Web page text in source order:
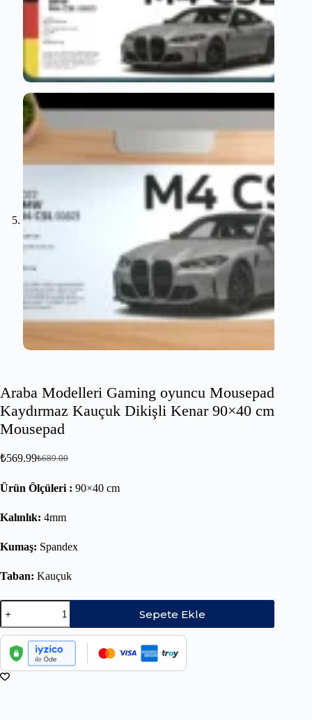
Araba Modelleri Gaming oyuncu Mousepad
Kaydırmaz Kauçuk Dikişli Kenar 90×40 cm
Mousepad
₺689.00
₺569.99
Ürün Ölçüleri : 90×40 cm
Kalınlık: 4mm
Kumaş: Spandex
Taban: Kauçuk
Sepete Ekle